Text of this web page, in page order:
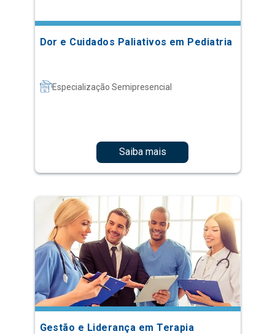
Dor e Cuidados Paliativos em Pediatria
Especialização Semipresencial
Saiba mais
Gestão e Liderança em Terapia